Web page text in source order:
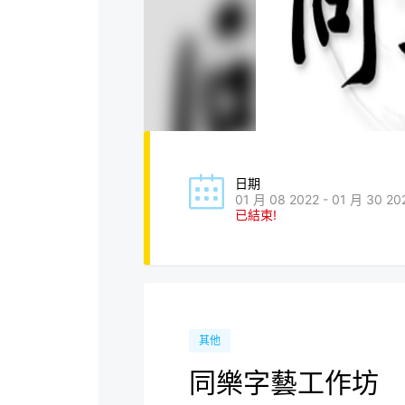
日期
01 月 08 2022 - 01 月 30
已結束!
其他
同樂字藝工作坊